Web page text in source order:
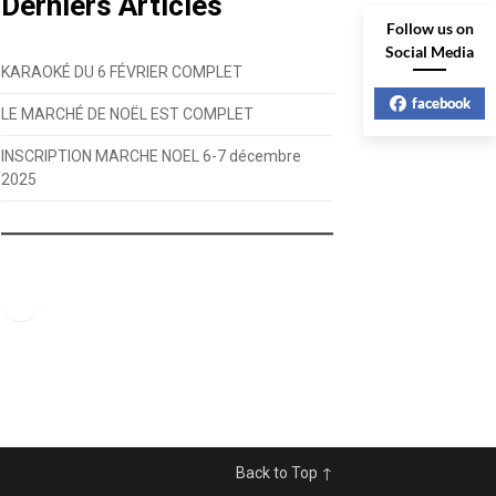
KARAOKÉ DU 6 FÉVRIER COMPLET
LE MARCHÉ DE NOËL EST COMPLET
INSCRIPTION MARCHE NOEL 6-7 décembre
2025
Back to Top ↑
Follow us on
Social Media
facebook